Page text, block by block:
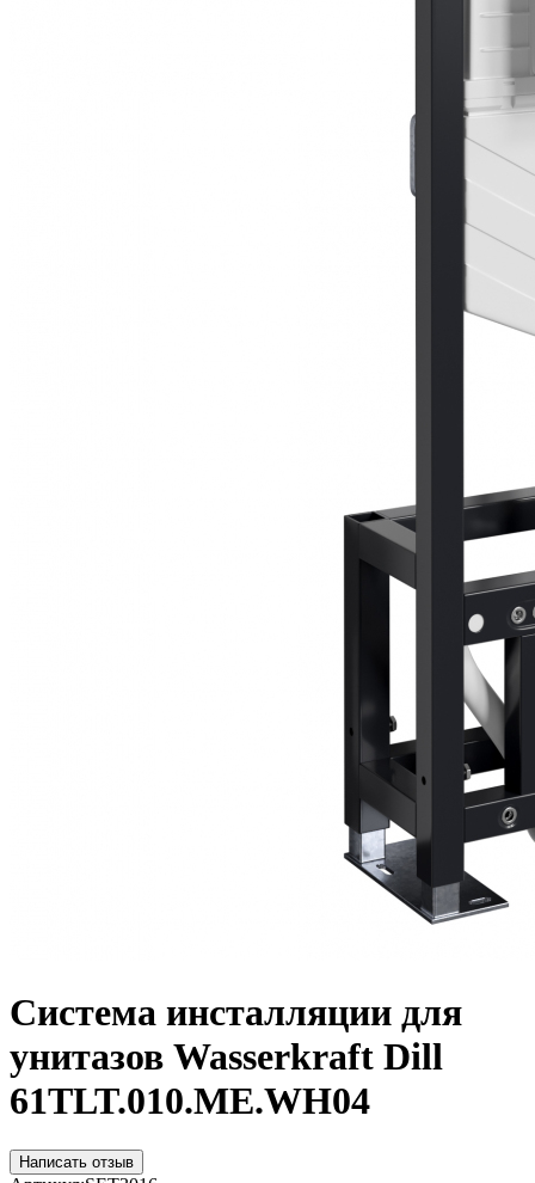
Система инсталляции для
унитазов Wasserkraft Dill
61TLT.010.ME.WH04
Написать отзыв